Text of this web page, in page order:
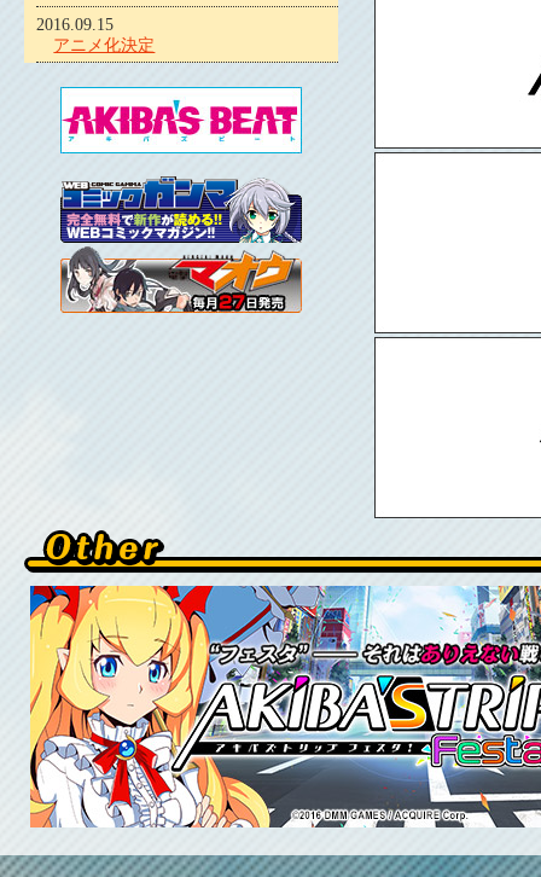
2016.09.15
アニメ化決定